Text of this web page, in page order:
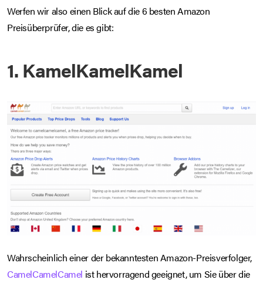
Werfen wir also einen Blick auf die 6 besten Amazon
Preisüberprüfer, die es gibt:
1. KamelKamelKamel
Wahrscheinlich einer der bekanntesten Amazon-Preisverfolger,
CamelCamelCamel ist hervorragend geeignet, um Sie über die